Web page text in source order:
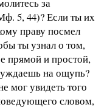
за
5, 44)? Если ты их
праву посмел
ты узнал о том,
прямой и простой,
на ощупь?
мог увидеть того
словом,